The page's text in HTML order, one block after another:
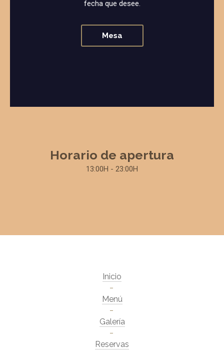
fecha que desee.
Mesa
Horario de apertura
13:00H - 23:00H
Inicio
Menú
Galería
Reservas